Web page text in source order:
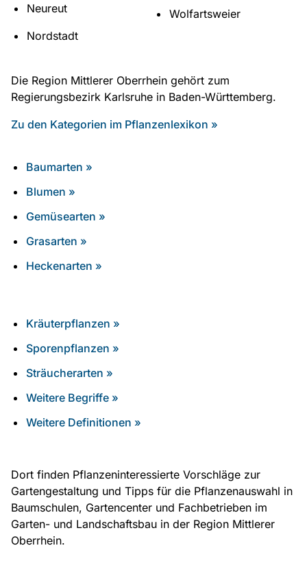
Neureut
Nordstadt
Wolfartsweier
Die Region Mittlerer Oberrhein gehört zum
Regierungsbezirk Karlsruhe in Baden-Württemberg.
Zu den Kategorien im Pflanzenlexikon »
Baumarten »
Blumen »
Gemüsearten »
Grasarten »
Heckenarten »
Kräuterpflanzen »
Sporenpflanzen »
Sträucherarten »
Weitere Begriffe »
Weitere Definitionen »
Dort finden Pflanzeninteressierte Vorschläge zur
Gartengestaltung und Tipps für die Pflanzenauswahl in
Baumschulen, Gartencenter und Fachbetrieben im
Garten- und Landschaftsbau in der Region Mittlerer
Oberrhein.